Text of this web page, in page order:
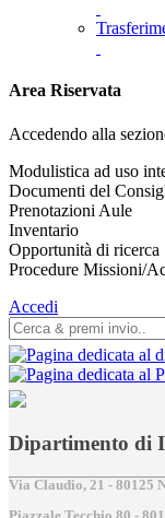
Area Riservata
Accedendo alla
Modulistica ad uso
Documenti del
Prenotazioni Aule
Inventario
Opportunità di ricerca
Procedure Missioni/
Accedi
Dipartimento di
Via Claudio, 21 - 80125